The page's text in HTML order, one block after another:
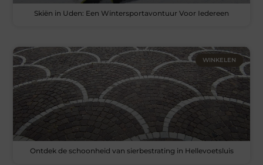
Skiën in Uden: Een Wintersportavontuur Voor Iedereen
WINKELEN
Ontdek de schoonheid van sierbestrating in Hellevoetsluis